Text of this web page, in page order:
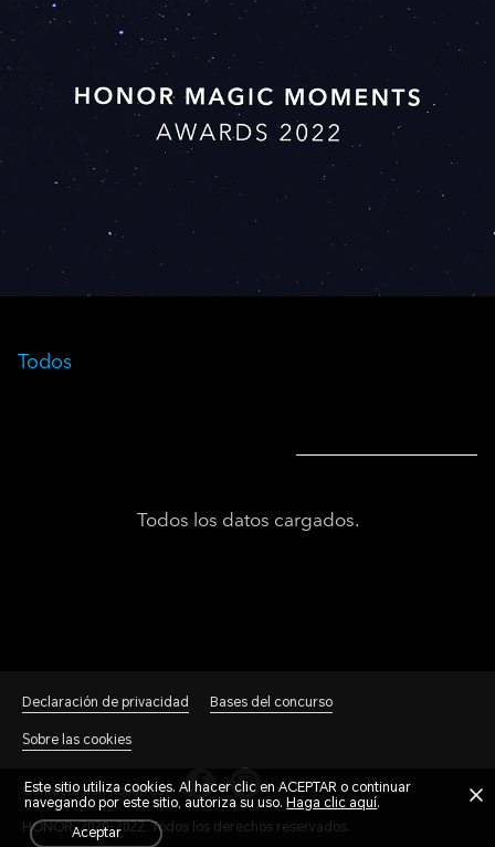
Este sitio utiliza cookies. Al hacer clic en ACEPTAR o continuar
navegando por este sitio, autoriza su uso. Haga clic aquí.
aceptar
Todos
Todos los datos cargados.
Declaración de privacidad Bases del concurso
Sobre las cookies
Contacta con nosotros
HONOR, 2020-2022. Todos los derechos reservados.